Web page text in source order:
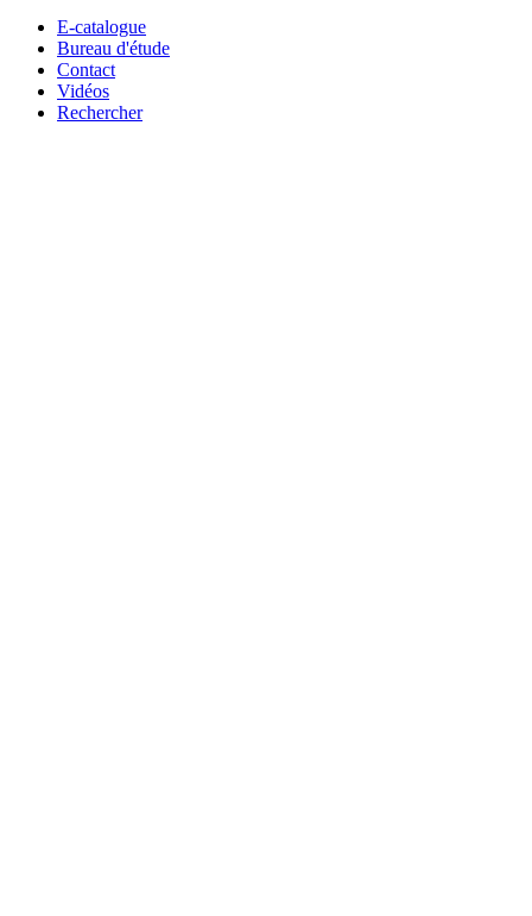
E-catalogue
Bureau d'étude
Contact
Vidéos
Rechercher